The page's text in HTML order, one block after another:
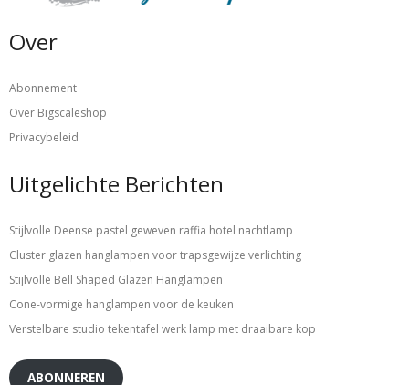
Over
Abonnement
Over Bigscaleshop
Privacybeleid
Uitgelichte Berichten
Stijlvolle Deense pastel geweven raffia hotel nachtlamp
Cluster glazen hanglampen voor trapsgewijze verlichting
Stijlvolle Bell Shaped Glazen Hanglampen
Cone-vormige hanglampen voor de keuken
Verstelbare studio tekentafel werk lamp met draaibare kop
ABONNEREN